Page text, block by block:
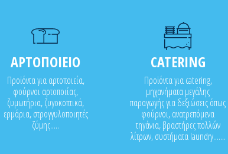
ΑΡΤΟΠΟΙΕΙΟ
Προϊόντα για αρτοποιεία,
φούρνοι αρτοποιίας,
ζυμωτήρια, ζυγοκοπτικά,
ερμάρια, στρογγυλοποιητές
ζύμης.....
CATERING
Προϊόντα για catering,
μηχανήματα μεγάλης
παραγωγής για δεξιώσεις όπως
φούρνοι, ανατρεπόμενα
τηγάνια, βραστήρες πολλών
λίτρων, συστήματα laundry.......